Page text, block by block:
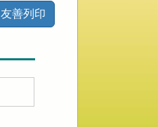
友善列印